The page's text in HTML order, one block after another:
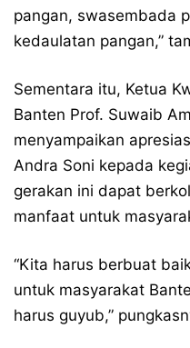
pangan, swasembada
kedaulatan pangan,”
Sementara itu, Ketua
Banten Prof. Suwaib
menyampaikan
Andra Soni kepada
gerakan ini dapat
manfaat untuk
“Kita harus berbuat
untuk masyarakat
harus guyub,”